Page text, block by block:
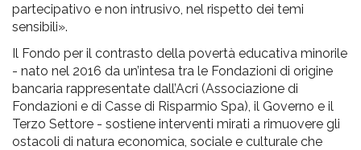
partecipativo e non intrusivo, nel rispetto dei temi
sensibili».
Il Fondo per il contrasto della povertà educativa minorile
- nato nel 2016 da un’intesa tra le Fondazioni di origine
bancaria rappresentate dall’Acri (Associazione di
Fondazioni e di Casse di Risparmio Spa), il Governo e il
Terzo Settore - sostiene interventi mirati a rimuovere gli
ostacoli di natura economica, sociale e culturale che